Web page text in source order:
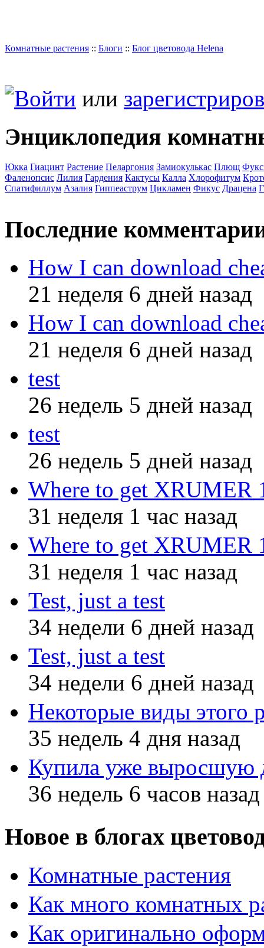
Комнатные растения :: Блоги :: Блог цветовода Helena
Войти или
Энциклопедия
Юкка Гиацинт Растение Пеларгония Замиокулькас Плющ
Фаленопсис Лилия Гардения Кактусы Калла Хлорофитум
Спатифиллум Азалия Гиппеаструм Цикламен Фикус Драцена
Последние
How I can download
21 неделя 6 дней назад
How I can download
21 неделя 6 дней назад
test
26 недель 5 дней назад
test
26 недель 5 дней назад
Where to get XRUMER
31 неделя 1 час назад
Where to get XRUMER
31 неделя 1 час назад
Test, just a test
34 недели 6 дней назад
Test, just a test
34 недели 6 дней назад
Некоторые виды этого
35 недель 4 дня назад
Купила уже выросшую
36 недель 6 часов назад
Новое в блогах
Комнатные растения
Как много комнатных
Как оригинально